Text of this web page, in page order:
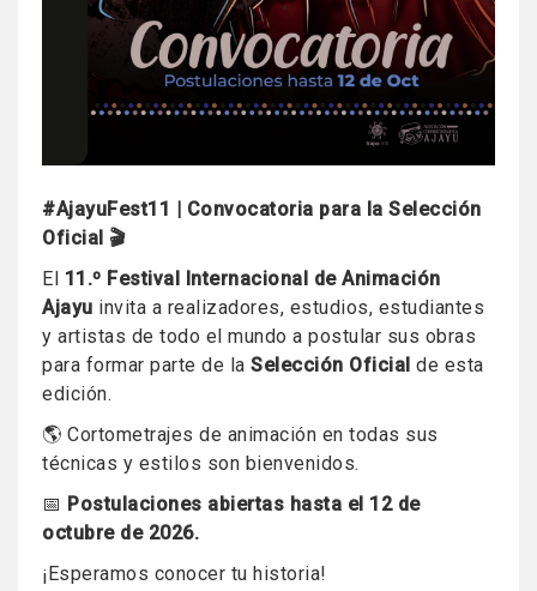
#AjayuFest11 | Convocatoria para la Selección
Oficial 🎬
El 11.º Festival Internacional de Animación
Ajayu invita a realizadores, estudios, estudiantes
y artistas de todo el mundo a postular sus obras
para formar parte de la Selección Oficial de esta
edición.
🌎 Cortometrajes de animación en todas sus
técnicas y estilos son bienvenidos.
📅 Postulaciones abiertas hasta el 12 de
octubre de 2026.
¡Esperamos conocer tu historia!